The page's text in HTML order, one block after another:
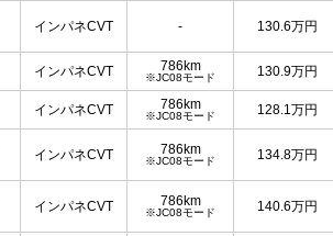
インパネCVT - 130.6万円
インパネCVT 786km
※JC08モード 130.9万円
インパネCVT 786km
※JC08モード 128.1万円
インパネCVT 786km
※JC08モード 134.8万円
インパネCVT 786km
※JC08モード 140.6万円